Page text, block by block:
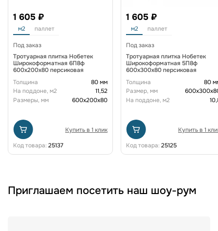
1 605 ₽
м2 паллет
Под заказ
Тротуарная плитка Нобетек
Широкоформатная 6П8ф
600x200x80 персиковая
Толщина
80 мм
На поддоне, м2
11,52
Размеры, мм
600х200х80
Купить в 1 клик
Код товара: 25137
1 605 ₽
м2 паллет
Под заказ
Тротуарная плитка Нобетек
Широкоформатная 5П8ф
600x300x80 персиковая
Толщина
80
Размер, мм
На поддоне, м2
Купить в 1
Код товара: 25125
Приглашаем посетить наш шоу-рум